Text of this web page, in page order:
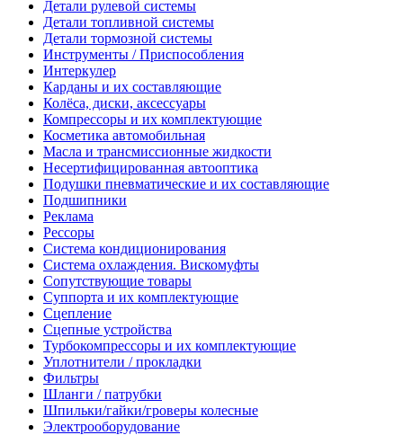
Детали рулевой системы
Детали топливной системы
Детали тормозной системы
Инструменты / Приспособления
Интеркулер
Карданы и их составляющие
Колёса, диски, аксессуары
Компрессоры и их комплектующие
Косметика автомобильная
Масла и трансмиссионные жидкости
Несертифицированная автооптика
Подушки пневматические и их составляющие
Подшипники
Реклама
Рессоры
Система кондиционирования
Система охлаждения. Вискомуфты
Сопутствующие товары
Суппорта и их комплектующие
Сцепление
Сцепные устройства
Турбокомпрессоры и их комплектующие
Уплотнители / прокладки
Фильтры
Шланги / патрубки
Шпильки/гайки/гроверы колесные
Электрооборудование